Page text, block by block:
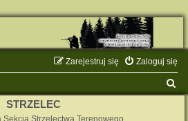
Zaloguj się
Zarejestruj się
STRZELEC
Sekcja Strzelectwa Terenowego